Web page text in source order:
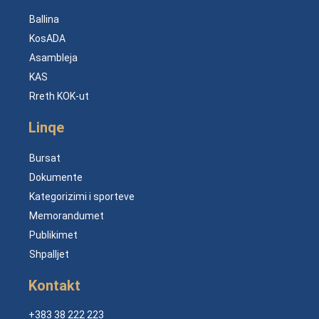
Ballina
KosADA
Asambleja
KAS
Rreth KOK-ut
Linqe
Bursat
Dokumente
Kategorizimi i sporteve
Memorandumet
Publikimet
Shpalljet
Kontakt
+383 38 222 223